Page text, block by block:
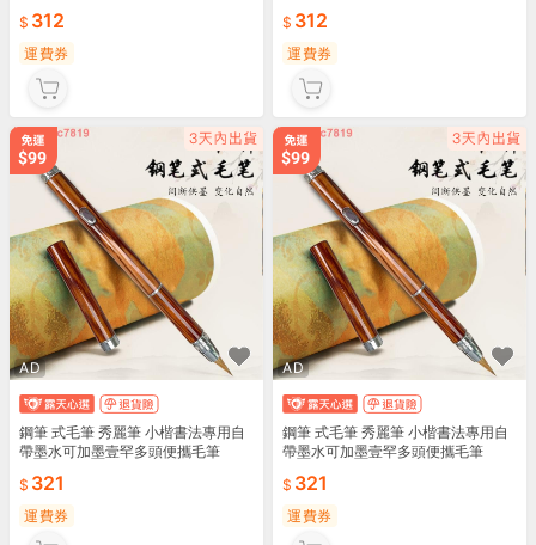
312
運費券
法毛筆 抄經筆
312
運費券
AD
鋼筆 式毛筆 秀麗筆 小楷書法專用自
帶墨水可加墨壹罕多頭便攜毛筆
321
運費券
AD
鋼筆 式毛筆 秀麗筆 小楷書法專用自
帶墨水可加墨壹罕多頭便攜毛筆
321
運費券